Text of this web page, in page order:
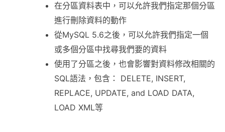
在分區資料表中，可以允許我們指定那個分區
進行刪除資料的動作
從MySQL 5.6之後，可以允許我們指定一個
或多個分區中找尋我們要的資料
使用了分區之後，也會影響對資料修改相關的
SQL語法，包含： DELETE, INSERT,
REPLACE, UPDATE, and LOAD DATA,
LOAD XML等